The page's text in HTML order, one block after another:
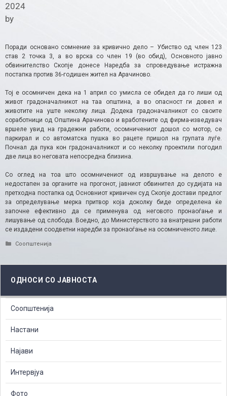
2024
by
Поради основано сомнение за кривично дело – Убиство oд член 123
став 2 точка 3, а во врска со член 19 (во обид), Основното јавно
обвинителство Скопје донесе Наредба за спроведување истражна
постапка против 36-годишен жител на Арачиново.
Тој е осомничен дека на 1 април со умисла се обидел да го лиши од
живот градоначалникот на таа општина, а во опасност ги довел и
животите на уште неколку лица. Додека градоначалникот со своите
соработници од Општина Арачиново и вработените од фирма-изведувач
вршеле увид на градежни работи, осомничениот дошол со мотор, се
паркирал и со автоматска пушка во рацете пришол на групата луѓе.
Почнал да пука кон градоначалникот и со неколку проектили погодил
две лица во неговата непосредна близина.
Со оглед на тоа што осомничениот од извршување на делото е
недостапен за органите на прогонот, јавниот обвинител до судијата на
претходна постапка од Основниот кривичен суд Скопје достави предлог
за определување мерка притвор која доколку биде определена ќе
започне ефективно да се применува од неговото пронаоѓање и
лишување од слобода. Воедно, до Министерството за внатрешни работи
се издадени соодветни наредби за пронаоѓање на осомниченото лице.
Categories
Соопштенија
ОДНОСИ СО ЈАВНОСТА
Соопштенија
Настани
Најави
Интервјуа
Фото